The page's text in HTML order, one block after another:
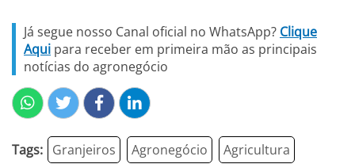
Já segue nosso Canal oficial no WhatsApp? Clique
Aqui para receber em primeira mão as principais
notícias do agronegócio
Tags: Granjeiros Agronegócio
Agricultura